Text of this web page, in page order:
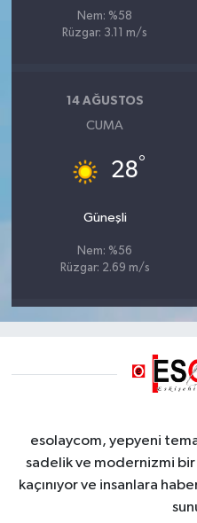
Nem: %58
Rüzgar: 3.11 m/s
14 AĞUSTOS
CUMA
28°
Güneşli
Nem: %56
Rüzgar: 2.69 m/s
esolaycom, yepyeni
sadelik ve modernizmi
kaçınıyor ve insanlara